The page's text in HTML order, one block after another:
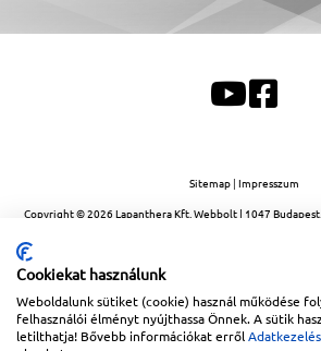
Sitemap | Impresszum
Copyright © 2026Lapanthera Kft.Webbolt | 1047 Budapest,
Cookiekat használunk
Weboldalunk sütiket (cookie) használ működése
felhasználói élményt nyújthassa Önnek. A sütik
letilthatja! Bővebb információkat erről